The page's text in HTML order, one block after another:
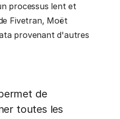
processus lent et
Fivetran, Moët
provenant d'autres
de
toutes les